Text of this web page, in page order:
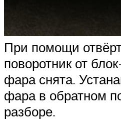
При помощи
поворотник от
фара снята.
фара в обратном
разборе.